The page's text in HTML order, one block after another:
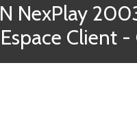
NexPlay
Espace Client -